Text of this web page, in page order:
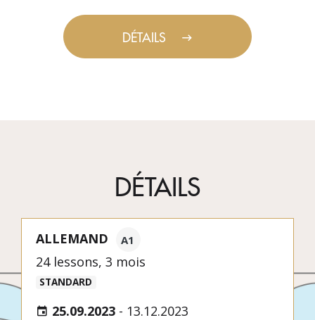
DÉTAILS
DÉTAILS
ALLEMAND A1
24 lessons, 3 mois
STANDARD
25.09.2023 - 13.12.2023